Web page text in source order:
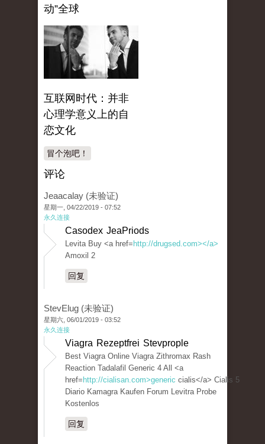
动”全球
互联网时代：并非
心理学意义上的自
恋文化
冒个泡吧！
评论
Jeaacalay (未验证)
星期一, 04/22/2019 - 07:52
永久连接
Casodex JeaPriods
Levita Buy <a href= http://drugsed.com></a>
Amoxil 2
回复
StevElug (未验证)
星期六, 06/01/2019 - 03:52
永久连接
Viagra Rezeptfrei Stevprople
Best Viagra Online Viagra Zithromax Rash
Reaction Tadalafil Generic 4 All <a
href= http://cialisan.com>generic cialis</a> Cialis 5
Diario Kamagra Kaufen Forum Levitra Probe
Kostenlos
回复